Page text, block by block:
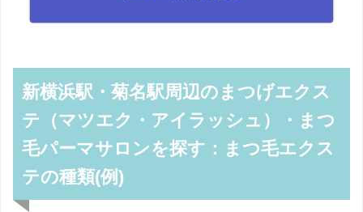
新横浜駅・菊名駅周辺のまつげエクス
テ（マツエク・アイラッシュ）・まつ
毛パーマサロンを探す：まつ毛エクス
テの種類(例)